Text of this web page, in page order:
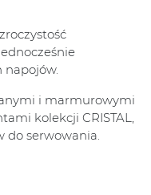
napojów.
i marmurowymi
kolekcji CRISTAL,
do serwowania.